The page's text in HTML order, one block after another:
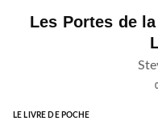
Les Portes de
LE LIVRE DE POCHE